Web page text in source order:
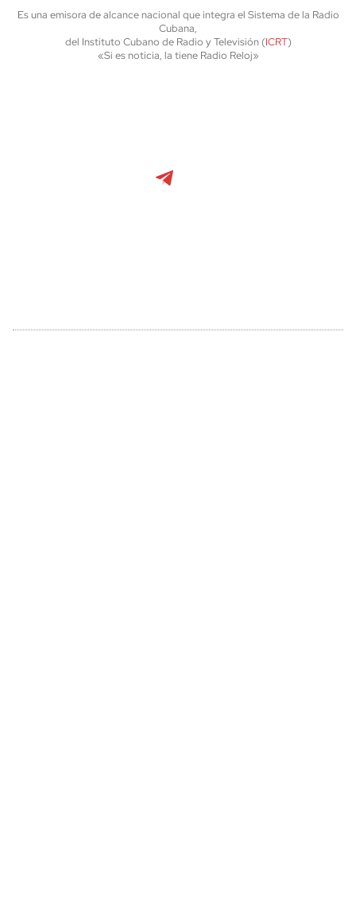
Es una emisora de alcance nacional que integra el Sistema de la Radio
Cubana,
del Instituto Cubano de Radio y Televisión (ICRT)
«Si es noticia, la tiene Radio Reloj»